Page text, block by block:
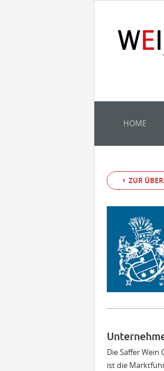
HOME
ZUR
Die Saffer
ist die